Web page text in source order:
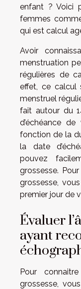
enfant ? Voici
femmes
qui est calcul
Avoir
menstruation
régulières de
effet, ce calcul
menstruel
fait autour du
d’échéance
fonction de la
la date
pouvez
grossesse.
grossesse,
premier jour de
Évaluer
ayant
Pour
grossesse,